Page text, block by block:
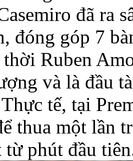
đã ra
đóng góp 7
Ruben
và là đầu
tế, tại
thua một lần
từ phút đầu